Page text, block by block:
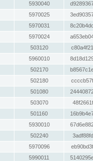
5930040
5970025
5970031
5970024
503120
5960010
502170
502180
501080
503070
501160
5930010
502240
5970096
5990011